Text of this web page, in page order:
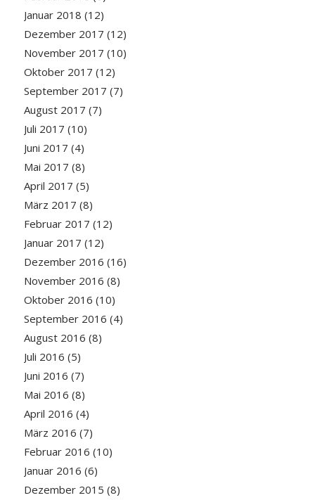
Januar 2018 (12)
Dezember 2017 (12)
November 2017 (10)
Oktober 2017 (12)
September 2017 (7)
August 2017 (7)
Juli 2017 (10)
Juni 2017 (4)
Mai 2017 (8)
April 2017 (5)
März 2017 (8)
Februar 2017 (12)
Januar 2017 (12)
Dezember 2016 (16)
November 2016 (8)
Oktober 2016 (10)
September 2016 (4)
August 2016 (8)
Juli 2016 (5)
Juni 2016 (7)
Mai 2016 (8)
April 2016 (4)
März 2016 (7)
Februar 2016 (10)
Januar 2016 (6)
Dezember 2015 (8)